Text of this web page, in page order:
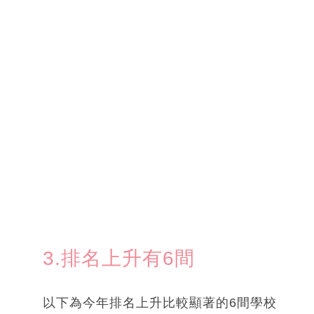
3.排名上升有6間
以下為今年排名上升比較顯著的6間學校